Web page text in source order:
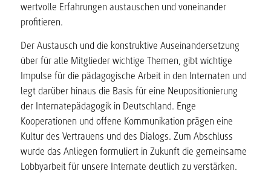
wertvolle Erfahrungen austauschen und voneinander
profitieren.
Der Austausch und die konstruktive Auseinandersetzung
über für alle Mitglieder wichtige Themen, gibt wichtige
Impulse für die pädagogische Arbeit in den Internaten und
legt darüber hinaus die Basis für eine Neupositionierung
der Internatepädagogik in Deutschland. Enge
Kooperationen und offene Kommunikation prägen eine
Kultur des Vertrauens und des Dialogs. Zum Abschluss
wurde das Anliegen formuliert in Zukunft die gemeinsame
Lobbyarbeit für unsere Internate deutlich zu verstärken.